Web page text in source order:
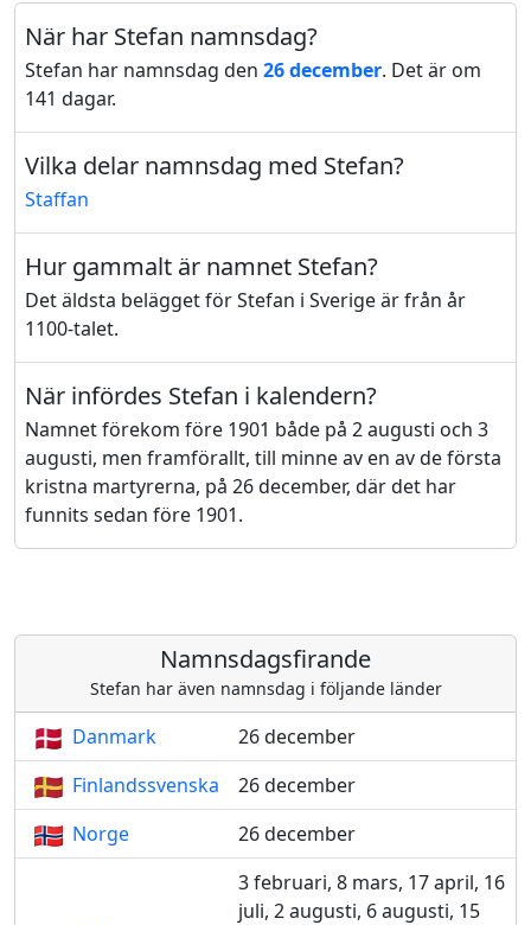
När har Stefan namnsdag?
Stefan har namnsdag den 26 december. Det är om
141 dagar.
Vilka delar namnsdag med Stefan?
Staffan
Hur gammalt är namnet Stefan?
Det äldsta belägget för Stefan i Sverige är från år
1100-talet.
När infördes Stefan i kalendern?
Namnet förekom före 1901 både på 2 augusti och 3
augusti, men framförallt, till minne av en av de första
kristna martyrerna, på 26 december, där det har
funnits sedan före 1901.
Namnsdagsfirande
Stefan har även namnsdag i följande länder
Danmark
26 december
Finlandssvenska
26 december
Norge
26 december
3 februari, 8 mars, 17 april, 16
juli, 2 augusti, 6 augusti, 15